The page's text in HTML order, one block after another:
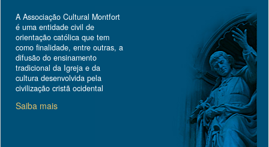
A Associação Cultural Montfort
é uma entidade civil de
orientação católica que tem
como finalidade, entre outras, a
difusão do ensinamento
tradicional da Igreja e da
cultura desenvolvida pela
civilização cristã ocidental
Saiba mais